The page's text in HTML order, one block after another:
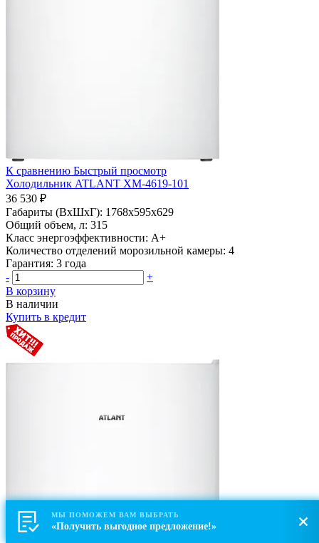
К сравнению Быстрый просмотр
Холодильник ATLANT ХМ-4619-101
36 530 ₽
Габариты (ВхШхГ): 1768х595х629
Общий объем, л: 315
Класс энергоэффективности: A+
Количество отделений морозильной камеры: 4
Гарантия: 3 года
-
+
В корзину
В наличии
Купить в кредит
МЫ ПОМОЖЕМ ВАМ ВЫБРАТЬ
«Получить выгодное предложение!»